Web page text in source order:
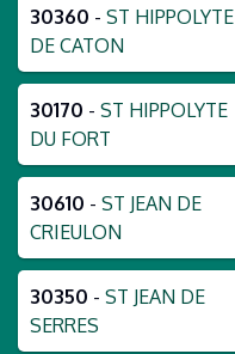
30360 - ST HIPPOLYTE
DE CATON
30170 - ST HIPPOLYTE
DU FORT
30610 - ST JEAN DE
CRIEULON
30350 - ST JEAN DE
SERRES